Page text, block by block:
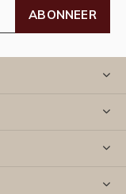
ABONNEER